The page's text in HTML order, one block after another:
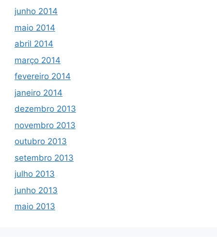
junho 2014
maio 2014
abril 2014
março 2014
fevereiro 2014
janeiro 2014
dezembro 2013
novembro 2013
outubro 2013
setembro 2013
julho 2013
junho 2013
maio 2013